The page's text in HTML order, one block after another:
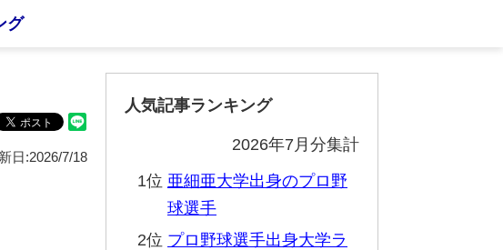
グ
日:2026/7/18
人気記事ランキング
2026年7月分集計
1位 亜細亜大学出身のプロ野
球選手
2位 プロ野球選手出身大学ラ